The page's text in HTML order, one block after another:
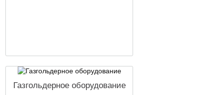
Газгольдерное оборудование